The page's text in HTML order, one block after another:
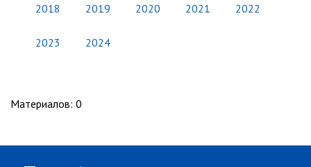
2018 2019 2020 2021 2022
2023 2024
Материалов: 0